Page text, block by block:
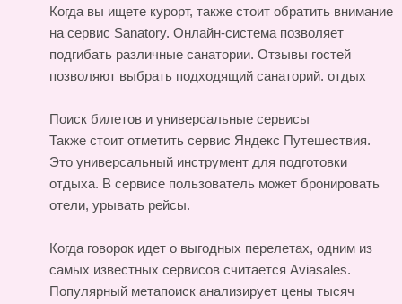
Когда вы ищете курорт, также стоит обратить внимание
на сервис Sanatory. Онлайн-система позволяет
подгибать различные санатории. Отзывы гостей
позволяют выбрать подходящий санаторий. отдых
Поиск билетов и универсальные сервисы
Также стоит отметить сервис Яндекс Путешествия.
Это универсальный инструмент для подготовки
отдыха. В сервисе пользователь может бронировать
отели, урывать рейсы.
Когда говорок идет о выгодных перелетах, одним из
самых известных сервисов считается Aviasales.
Популярный метапоиск анализирует цены тысяч